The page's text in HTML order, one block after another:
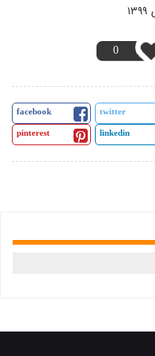
0
facebook twitter
pinterest
linkedin